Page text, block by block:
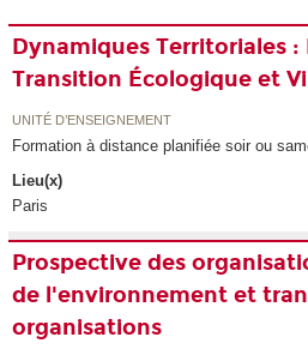
Dynamiques Territoriales :
Transition Écologique et
UNITÉ D’ENSEIGNEMENT
Formation à distance planifiée soir ou
Lieu(x)
Paris
Prospective des
de l'environnement et
organisations